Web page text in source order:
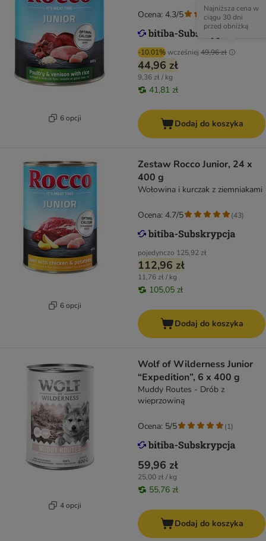
6 opcji
-10.01%wcześniej 49,96 zł
Najniższa cena w
ciągu 30 dni
przed obniżką
44,96 zł
9,36 zł / kg
41,81 zł
Ocena: 4.3/5 60)
Dodaj do koszyka
6 opcji
Zestaw Rocco Junior, 24 x
400 g
Wołowina i kurczak z ziemniakami
pojedynczo 125,92 zł
112,96 zł
11,76 zł / kg
105,05 zł
Ocena: 4.7/5 (43)
Dodaj do koszyka
4 opcji
Wolf of Wilderness Junior
“Expedition”, 6 x 400 g
Muddy Routes - Drób z
wieprzowiną
59,96 zł
25,00 zł / kg
55,76 zł
Ocena: 5/5 (1)
Dodaj do koszyka